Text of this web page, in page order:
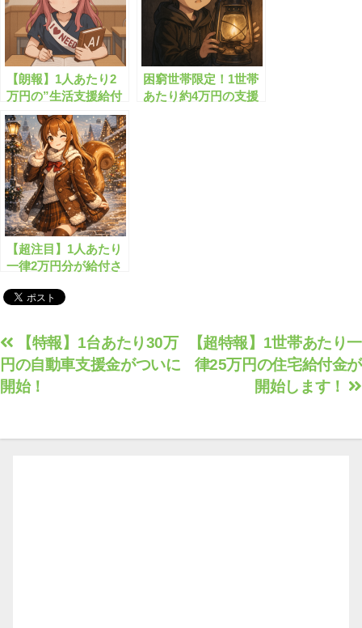
【朗報】1人あたり2
万円の”生活支援給付
金”がもらえます！
困窮世帯限定！1世帯
あたり約4万円の支援
【超注目】1人あたり
一律2万円分が給付さ
投
稿
ナ
ゲ
【超特報】1世帯あたり一
律25万円の住宅給付金が
開始します！
【特報】1台あたり30万
円の自動車支援金がついに
開始！